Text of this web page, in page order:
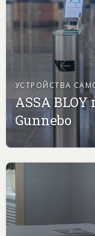
УСТРОЙСТВА
ASSA
Gunnebo